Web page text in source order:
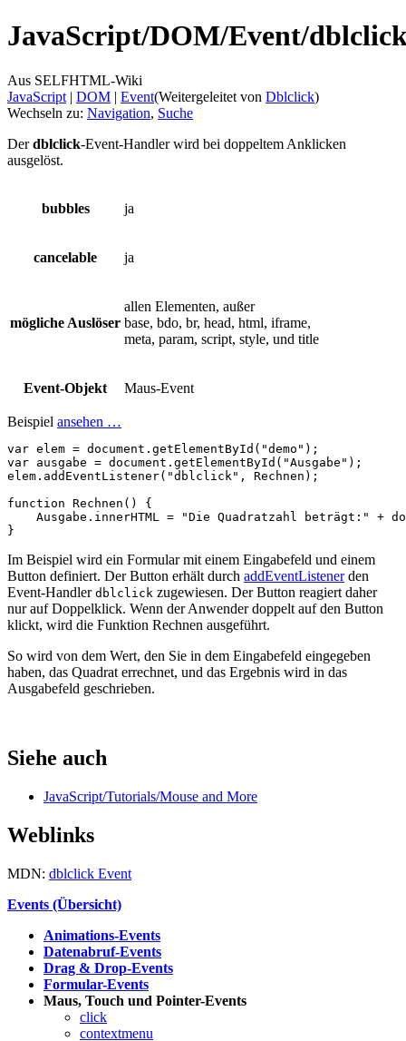
JavaScript/DOM/Event/
Aus SELFHTML-Wiki
JavaScript ‎ | DOM ‎ | Event(Weitergeleitet von Dblclick)
Wechseln zu: Navigation, Suche
Derdblclick-Event-Handler wird bei doppeltem Anklicken
ausgelöst.
bubbles ja
cancelable ja
mögliche Auslöser
allen Elementen, außer
base, bdo, br, head, html, iframe,
meta, param, script, style, und title
Event-Objekt Maus-Event
Beispiel ansehen …
var elem = document . getElementById ( "demo" );
var ausgabe = document . getElementById ( "Ausgabe" );
elem . addEventListener( "dblclick" , Rechnen );
function Rechnen ()
{
Ausgabe . innerHTML = "Die Quadratzahl beträgt:" +
}
Im Beispiel wird ein Formular mit einem Eingabefeld und einem
Button definiert. Der Button erhält durch addEventListenerden
Event-Handler dblclick zugewiesen. Der Button reagiert daher
nur auf Doppelklick. Wenn der Anwender doppelt auf den Button
klickt, wird die Funktion Rechnen ausgeführt.
So wird von dem Wert, den Sie in dem Eingabefeld eingegeben
haben, das Quadrat errechnet, und das Ergebnis wird in das
Ausgabefeld geschrieben.
Siehe auch
JavaScript/Tutorials/Mouse and More
Weblinks
MDN: dblclick Event
Events (Übersicht)
Animations-Events
Datenabruf-Events
Drag & Drop-Events
Formular-Events
Maus, Touch und Pointer-Events
click
contextmenu